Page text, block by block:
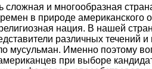
сложная и многообразная
в природе американского
нация. В нашей
различных течений
мусульман. Именно поэтому
при выборе